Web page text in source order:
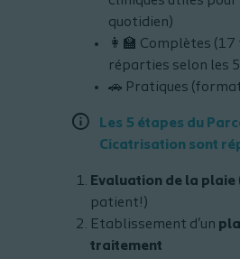
quotidien)
👩‍🏫 Complètes (17
réparties selon les
🚗 Pratiques
Les 5 étapes du
Cicatrisation sont
Evaluation de la plaie
patient!)
Etablissement d'un
traitement